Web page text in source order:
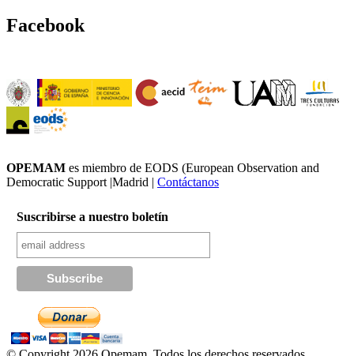
Facebook
OPEMAM es miembro de EODS (European Observation and
Democratic Support |Madrid | Contáctanos
Suscribirse a nuestro boletín